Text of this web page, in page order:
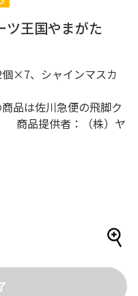
ツ王国やまがた
×7、シャインマスカ
は佐川急便の飛脚ク
商品提供者：（株）ヤ